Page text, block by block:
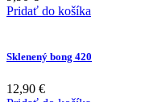
Pridať do košíka
Sklenený bong 420
12,90 €